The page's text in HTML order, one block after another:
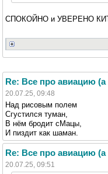
СПОКОЙНО и УВЕРЕНО
Re: Все про авиацию
20.07.25, 09:48
Над рисовым полем
Сгустился туман,
В нём бродит сМацы,
И пиздит как шаман.
Re: Все про авиацию
20.07.25, 09:51